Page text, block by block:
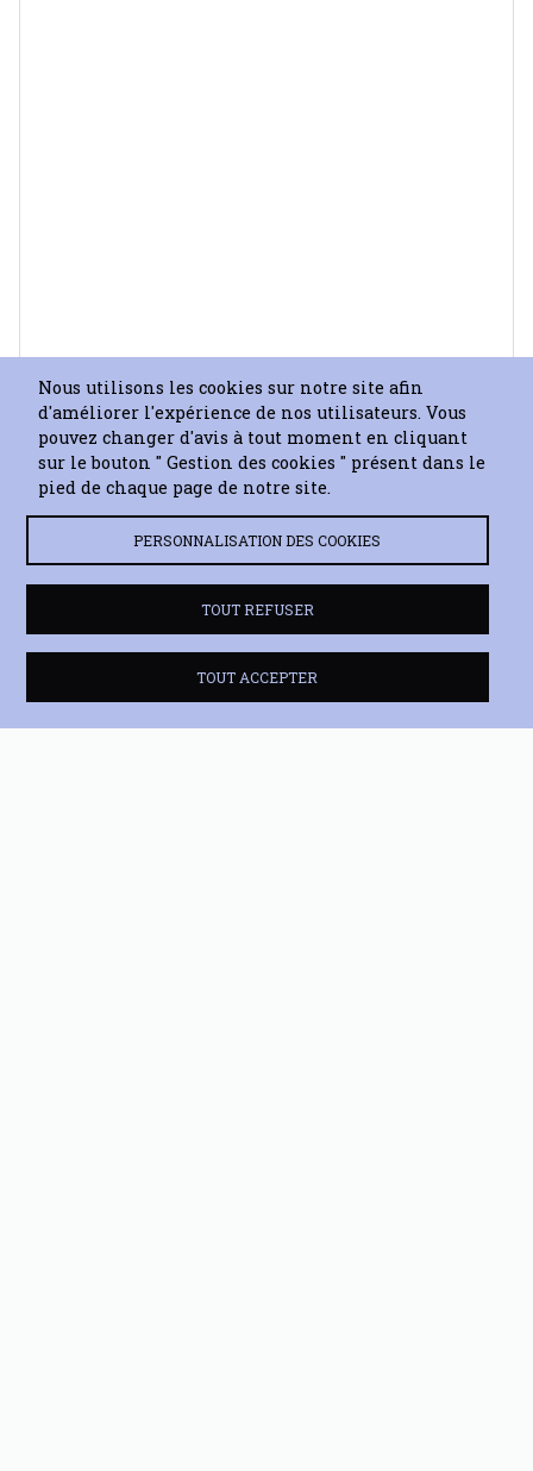
Nous utilisons les cookies sur notre site afin
d'améliorer l'expérience de nos utilisateurs. Vous
pouvez changer d'avis à tout moment en cliquant
sur le bouton " Gestion des cookies " présent dans le
pied de chaque page de notre site.
PERSONNALISATION DES COOKIES
TOUT REFUSER
TOUT ACCEPTER